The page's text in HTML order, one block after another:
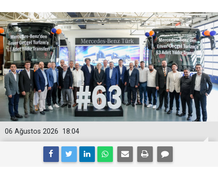
18:04
06 Ağustos 2026